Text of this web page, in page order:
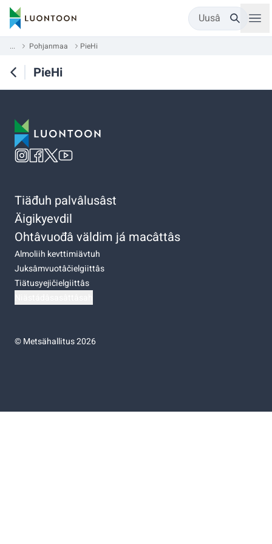
Uusâ
... Pohjanmaa PieHi
PieHi
Tiäđuh palvâlusâst
Äigikyevdil
Ohtâvuođâ väldim já macâttâs
Almoliih kevttimiävtuh
Juksâmvuotâčielgiittâs
Tiätusyejičielgiittâs
©Metsähallitus 2026